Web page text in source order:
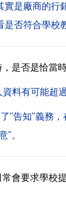
實是廠商的行
否符合學校
是否是恰當
料有可能超
告知"義務，
"。
會要求學校